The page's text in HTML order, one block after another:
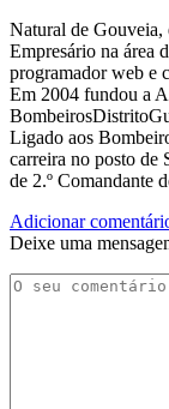
Natural de
Empresário na área
programador web e
Em 2004 fundou a
Ligado aos
carreira no posto de
de 2.º Comandante
Adicionar
Deixe uma